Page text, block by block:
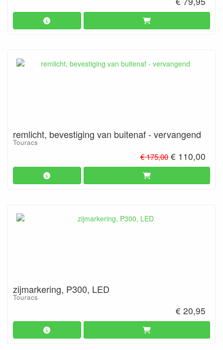
remlicht, bevestiging van buitenaf - vervangend
Touracs
€ 175,00 € 110,00
zijmarkering, P300, LED
Touracs
€ 20,95